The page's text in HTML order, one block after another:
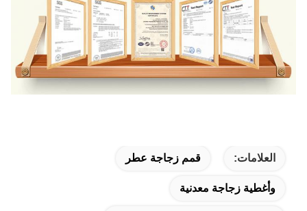
العلامات: قمم زجاجة عطر
وأغطية زجاجة معدنية